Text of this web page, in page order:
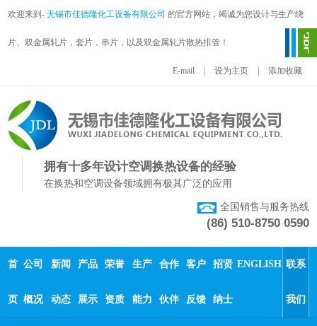
欢迎来到-无锡市佳德隆化工设备有限公司 的官方网站，竭诚为您设计与生产绕
片、双金属轧片，套片，串片，以及双金属轧片散热排管！
E-mail 设为主页 添加收藏
拥有十多年设计空调换热设备的经验
在换热和空调设备领域拥有极其广泛的应用
全国销售与服务热线
(86) 510-8750 0590
首
页
公司
概况
新闻
动态
产品
展示
荣誉
资质
生产
能力
合作
伙伴
客户
反馈
招贤
纳士
ENGLISH 联系
我们